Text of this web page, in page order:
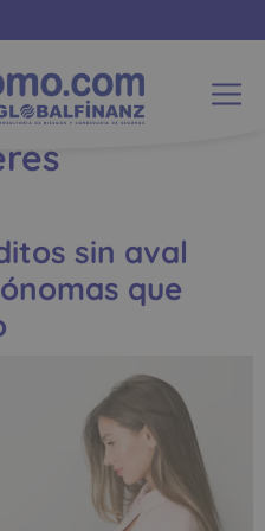
sin aval
que